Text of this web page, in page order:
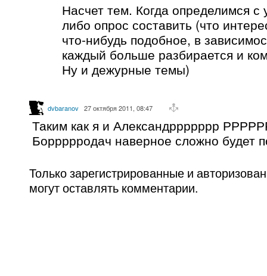
Насчет тем. Когда определимся
либо опрос составить (что
что-нибудь подобное, в
каждый больше разбирается и
Ну и дежурные темы)
dvbaranov 27 октября 2011, 08:47
Таким как я и Александррррррр
Боррррродач наверное сложно будет
Только зарегистрированные и
могут оставлять комментарии.